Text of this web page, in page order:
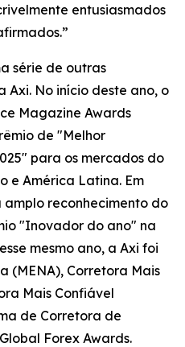
entusiasmados
série de outras
Axi. No início deste ano, o
Magazine Awards
de "Melhor
para os mercados do
e América Latina. Em
reconhecimento do
"Inovador do ano" na
mesmo ano, a Axi foi
(MENA), Corretora Mais
Mais Confiável
de Corretora de
Forex Awards.